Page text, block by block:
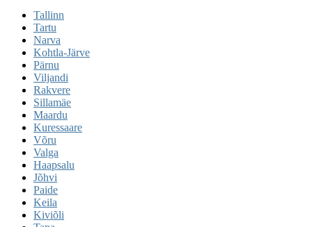
Tallinn
Tartu
Narva
Kohtla-Järve
Pärnu
Viljandi
Rakvere
Sillamäe
Maardu
Kuressaare
Võru
Valga
Haapsalu
Jõhvi
Paide
Keila
Kiviõli